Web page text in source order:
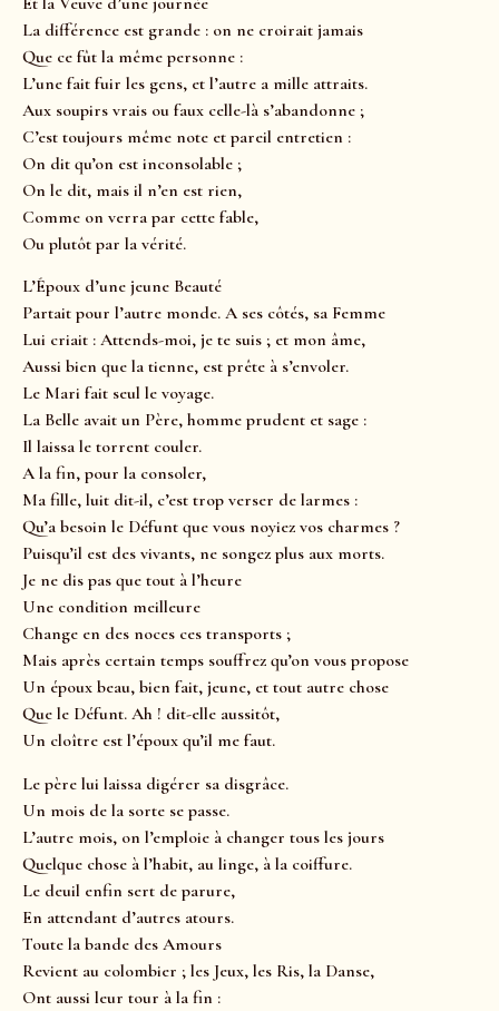
La différence est grande : on ne croirait jamais
Que ce fût la même personne :
L’une fait fuir les gens, et l’autre a mille attraits.
Aux soupirs vrais ou faux celle-là s’abandonne ;
C’est toujours même note et pareil entretien :
On dit qu’on est inconsolable ;
On le dit, mais il n’en est rien,
Comme on verra par cette fable,
Ou plutôt par la vérité.
L’Époux d’une jeune Beauté
Partait pour l’autre monde. A ses côtés, sa Femme
Lui criait : Attends-moi, je te suis ; et mon âme,
Aussi bien que la tienne, est prête à s’envoler.
Le Mari fait seul le voyage.
La Belle avait un Père, homme prudent et sage :
Il laissa le torrent couler.
A la fin, pour la consoler,
Ma fille, luit dit-il, c’est trop verser de larmes :
Qu’a besoin le Défunt que vous noyiez vos charmes ?
Puisqu’il est des vivants, ne songez plus aux morts.
Je ne dis pas que tout à l’heure
Une condition meilleure
Change en des noces ces transports ;
Mais après certain temps souffrez qu’on vous propose
Un époux beau, bien fait, jeune, et tout autre chose
Que le Défunt. Ah ! dit-elle aussitôt,
Un cloître est l’époux qu’il me faut.
Le père lui laissa digérer sa disgrâce.
Un mois de la sorte se passe.
L’autre mois, on l’emploie à changer tous les jours
Quelque chose à l’habit, au linge, à la coiffure.
Le deuil enfin sert de parure,
En attendant d’autres atours.
Toute la bande des Amours
Revient au colombier ; les Jeux, les Ris, la Danse,
Ont aussi leur tour à la fin :